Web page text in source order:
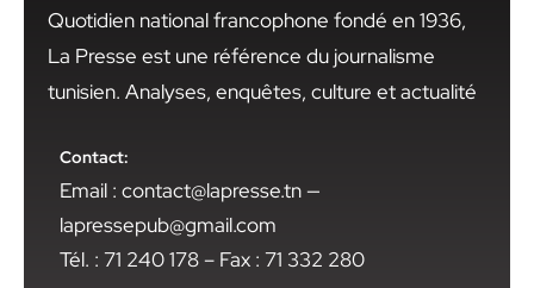
Quotidien national francophone fondé en 1936,
La Presse est une référence du journalisme
tunisien. Analyses, enquêtes, culture et actualité
Contact:
Email : contact@lapresse.tn —
lapressepub@gmail.com
Tél. : 71 240 178 – Fax : 71 332 280